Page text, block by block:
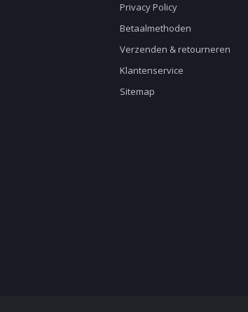
Privacy Policy
Betaalmethoden
Verzenden & retourneren
Klantenservice
Sitemap